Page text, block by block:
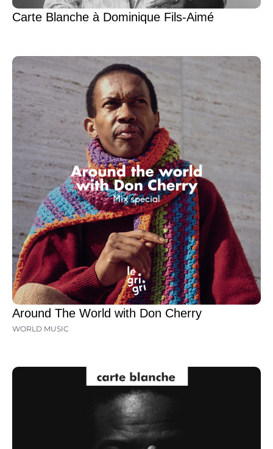
Carte Blanche à Dominique Fils-Aimé
Around The World with Don Cherry
WORLD MUSIC